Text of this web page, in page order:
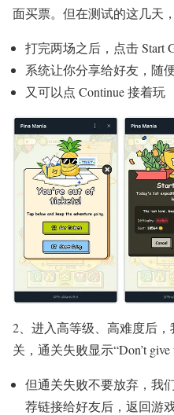
面买票。但在测试的这几天
打完两场之后，点击 Start
系统让你分享给好友，随
又可以点 Continue 接着玩
2、进入高等级、高难度后
关，通关失败显示“Don’t
但通关失败不要放弃，我
荐链接给好友后，返回游